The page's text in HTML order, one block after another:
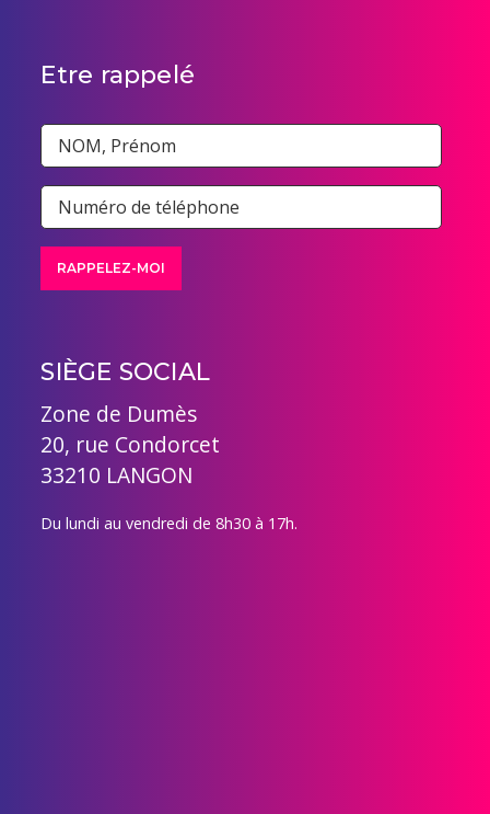
Etre rappelé
SIÈGE SOCIAL
Zone de Dumès
20, rue Condorcet
33210 LANGON
Du lundi au vendredi de 8h30 à 17h.